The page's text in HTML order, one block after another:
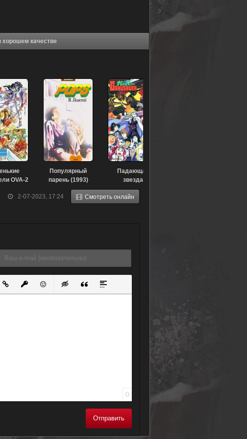
Акуэмон (1993) в хорошем качестве
2-07-2023, 17:24 Смотреть онлайн
OVA-2
Популярный
парень (1993)
Падающая
звезда
Гакусавер (1993)
списоксписок
ссылку
Вставить защищенную ссылку
Вставить смайлик
Вставка скрытого текста
Вставка цитаты
Вставка спойлера
0
Отправить